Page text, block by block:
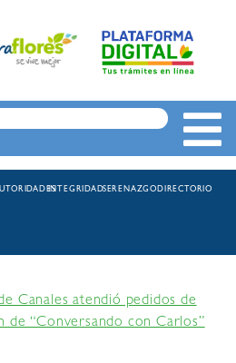
INTEGRIDADSERENAZGODIRECTORIO
Canales atendió pedidos de
de “Conversando con Carlos”